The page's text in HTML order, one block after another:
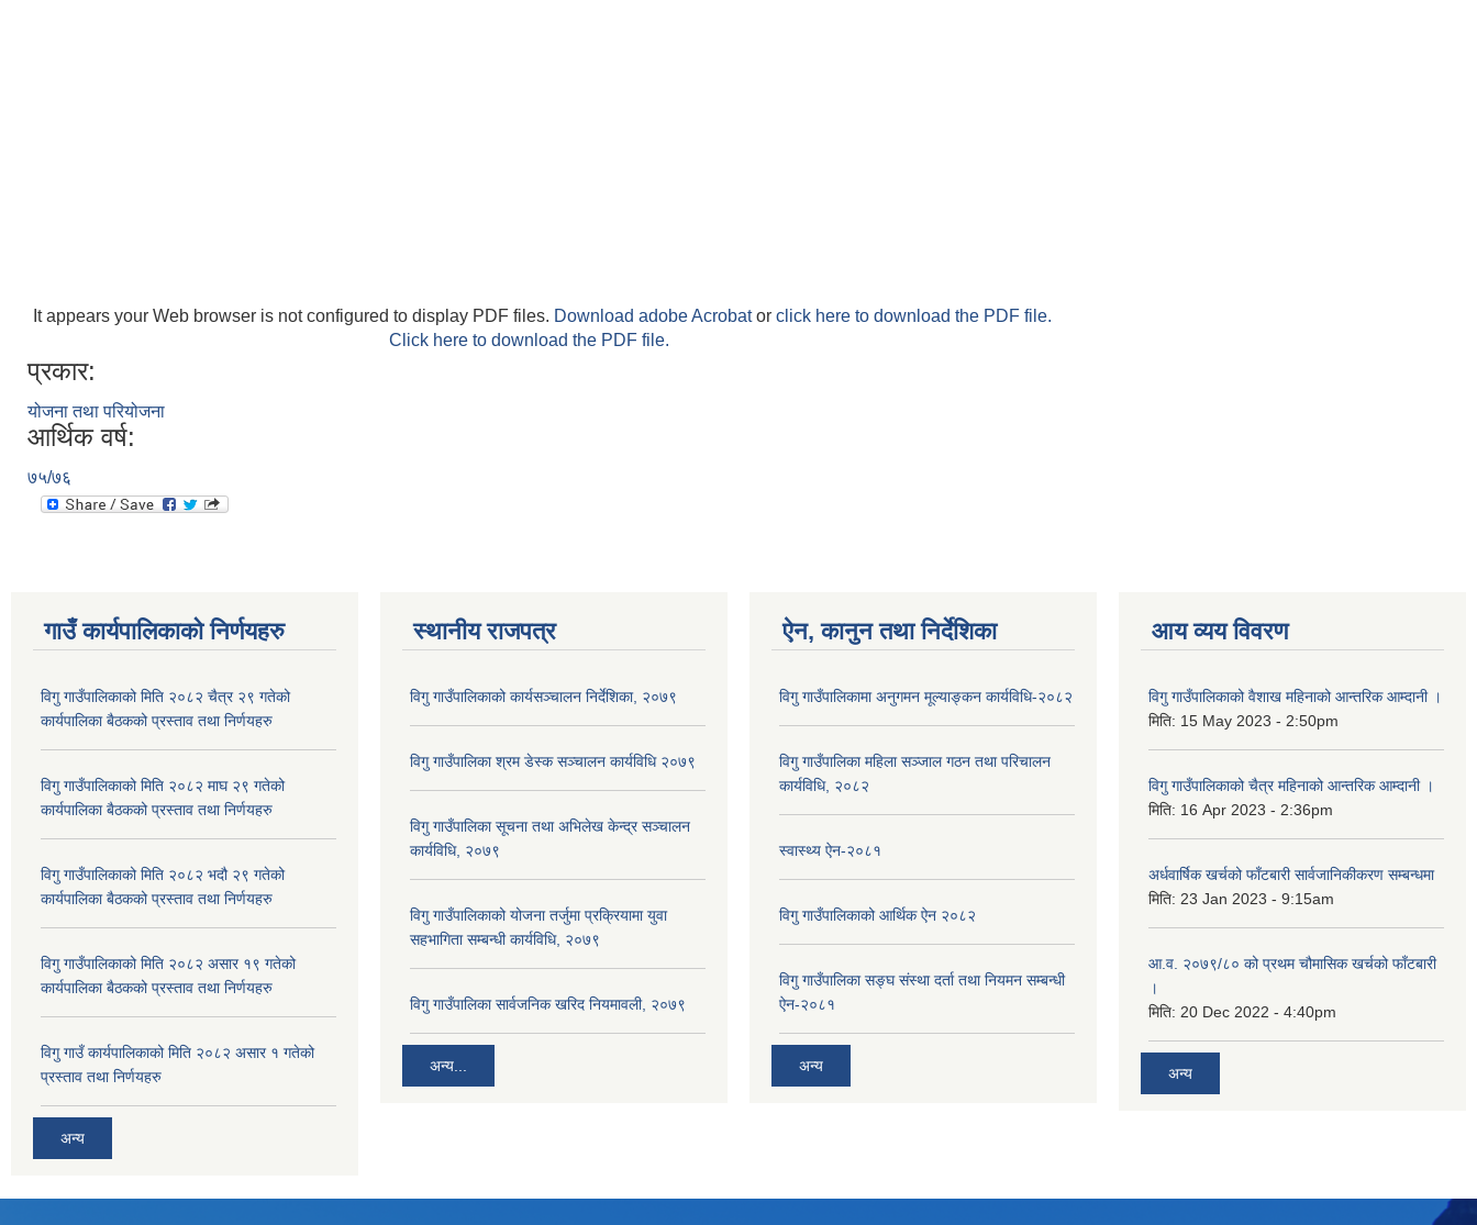
It appears your Web browser is not configured to display PDF files. Download adobe Acrobator click here to download the PDF file.
Click here to download the PDF file.
प्रकार:
योजना तथा परियोजना
आर्थिक वर्ष:
७५/७६
गाउँ कार्यपालिकाकाे निर्णयहरु
विगु गाउँपालिकाको मिति २०८२ चैत्र २९ गतेको
कार्यपालिका बैठकको प्रस्ताव तथा निर्णयहरु
विगु गाउँपालिकाको मिति २०८२ माघ २९ गतेको
कार्यपालिका बैठकको प्रस्ताव तथा निर्णयहरु
विगु गाउँपालिकाको मिति २०८२ भदौ २९ गतेको
कार्यपालिका बैठकको प्रस्ताव तथा निर्णयहरु
विगु गाउँपालिकाको मिति २०८२ असार १९ गतेको
कार्यपालिका बैठकको प्रस्ताव तथा निर्णयहरु
विगु गाउँ कार्यपालिकाको मिति २०८२ असार १ गतेको
प्रस्ताव तथा निर्णयहरु
अन्य
स्थानीय राजपत्र
विगु गाउँपालिकाको कार्यसञ्‍चालन निर्देशिका, २०७९
विगु गाउँपालिका श्रम डेस्क सञ्चालन कार्यविधि २०७९
विगु गाउँपालिका सूचना तथा अभिलेख केन्द्र सञ्चालन
कार्यविधि, २०७९
विगु गाउँपालिकाको योजना तर्जुमा प्रक्रियामा युवा
सहभागिता सम्बन्धी कार्यविधि, २०७९
विगु गाउँपालिका सार्वजनिक खरिद नियमावली, २०७९
अन्य...
ऐन, कानुन तथा निर्देशिका
विगु गाउँपालिकामा अनुगमन मूल्याङ्कन कार्यविधि-२०८२
विगु गाउँपालिका महिला सञ्जाल गठन तथा परिचालन
कार्यविधि, २०८२
स्वास्थ्य ऐन-२०८१
विगु गाउँपालिकाको आर्थिक ऐन २०८२
विगु गाउँपालिका सङ्घ संस्था दर्ता तथा नियमन सम्बन्धी
ऐन-२०८१
अन्य
आय व्यय विवरण
विगु गाउँपालिकाको वैशाख महिनाको आन्तरिक आम्दानी ।
मिति: 15 May 2023 - 2:50pm
विगु गाउँपालिकाको चैत्र महिनाको आन्तरिक आम्दानी ।
मिति: 16 Apr 2023 - 2:36pm
अर्धवार्षिक खर्चको फाँटबारी सार्वजानिकीकरण सम्बन्धमा
मिति: 23 Jan 2023 - 9:15am
आ.व. २०७९/८० को प्रथम चौमासिक खर्चको फाँटबारी
।
मिति: 20 Dec 2022 - 4:40pm
अन्य